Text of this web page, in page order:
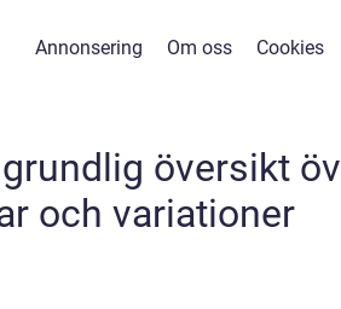
Annonsering Om oss Cookies
översikt
och variationer